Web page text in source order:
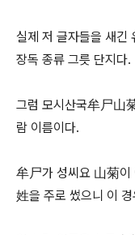
실제 저 글자들을 새긴
장독 종류 그릇 단지다.
그럼 모시산국牟尸山
람 이름이다.
牟尸가 성씨요 山菊이
姓을 주로 썼으니 이